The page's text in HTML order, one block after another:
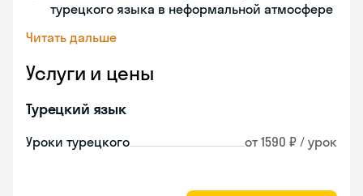
турецкого языка в неформальной атмосфере
Читать дальше
Услуги и цены
Турецкий язык
Уроки турецкого от 1590 ₽ / урок